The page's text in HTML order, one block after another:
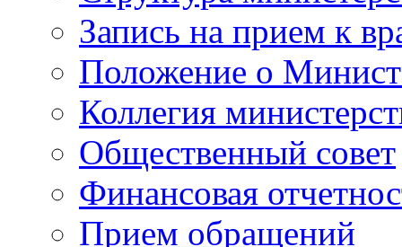
Запись на прием к
Положение о
Коллегия
Общественный совет
Финансовая
Прием обращений